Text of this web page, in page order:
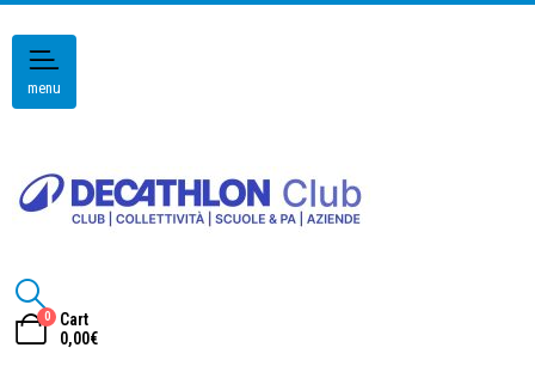
menu
0
Cart
0,00€